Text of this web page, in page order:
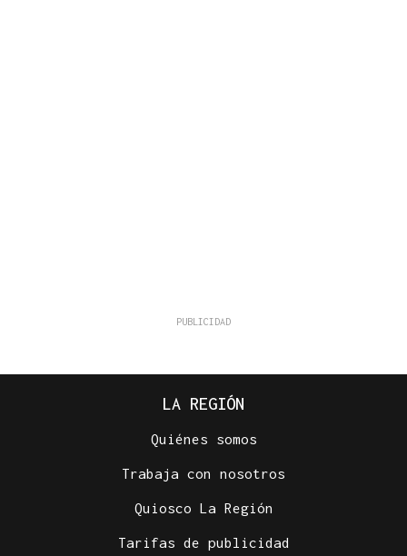
LA REGIÓN
Quiénes somos
Trabaja con nosotros
Quiosco La Región
Tarifas de publicidad